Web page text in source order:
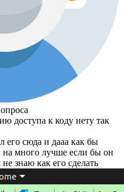
доступа к коду нету так
его сюда и дааа как бы
на много лучше если бы он
знаю как его сделать